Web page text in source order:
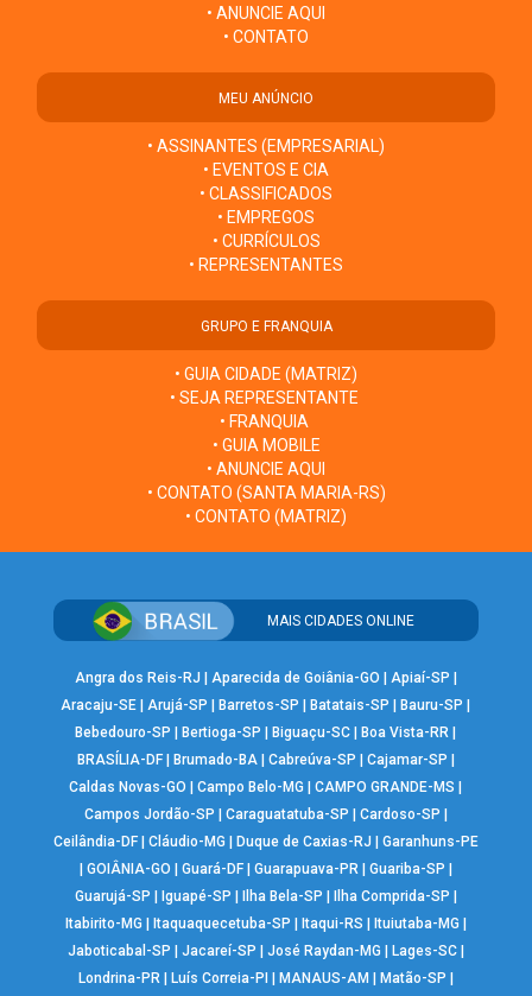
• ANUNCIE AQUI
• CONTATO
MEU ANÚNCIO
• ASSINANTES (EMPRESARIAL)
• EVENTOS E CIA
• CLASSIFICADOS
• EMPREGOS
• CURRÍCULOS
• REPRESENTANTES
GRUPO E FRANQUIA
• GUIA CIDADE (MATRIZ)
• SEJA REPRESENTANTE
• FRANQUIA
• GUIA MOBILE
• ANUNCIE AQUI
• CONTATO (SANTA MARIA-RS)
• CONTATO (MATRIZ)
MAIS CIDADES ONLINE
Angra dos Reis-RJ Aparecida de Goiânia-GO Apiaí-SP
Aracaju-SE |Arujá-SP Barretos-SP Batatais-SP Bauru-SP
Bebedouro-SP
Bertioga-SP Biguaçu-SC Boa Vista-RR
BRASÍLIA-DF| Brumado-BA| Cabreúva-SP Cajamar-SP
Caldas Novas-GO
|Campo Belo-MG |CAMPO GRANDE-MS
Campos Jordão-SP
Caraguatatuba-SP Cardoso-SP
Ceilândia-DF| Cláudio-MG Duque de Caxias-RJ
Garanhuns-PE
GOIÂNIA-GO Guará-DF| Guarapuava-PR| Guariba-SP
Guarujá-SP
Iguapé-SP Ilha Bela-SP Ilha Comprida-SP
Itabirito-MG
Itaquaquecetuba-SP Itaqui-RS Ituiutaba-MG
Jaboticabal-SP
Jacareí-SP José Raydan-MG Lages-SC|
Londrina-PR| Luís Correia-PI MANAUS-AM Matão-SP